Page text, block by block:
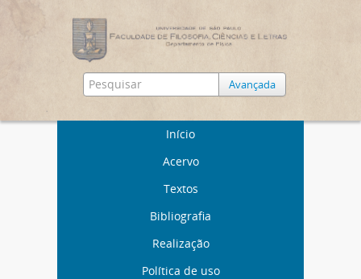
Avançada
Início
Acervo
Textos
Bibliografia
Realização
Política de uso